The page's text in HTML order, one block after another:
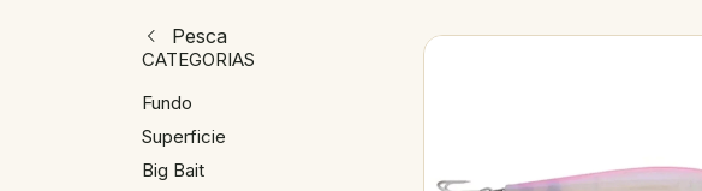
Pesca
CATEGORIAS
Fundo
Superficie
Big Bait